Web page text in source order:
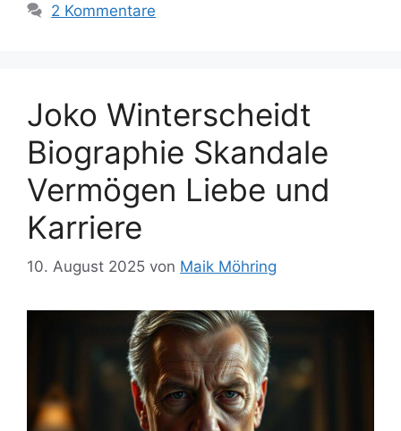
2 Kommentare
Joko Winterscheidt
Biographie Skandale
Vermögen Liebe und
Karriere
10. August 2025 von Maik Möhring